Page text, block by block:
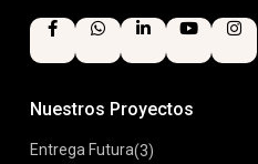
Nuestros Proyectos
Entrega Futura(3)